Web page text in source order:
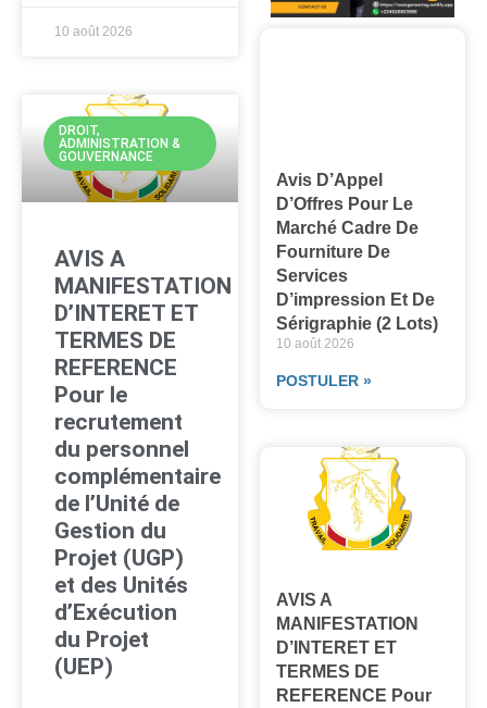
10 août 2026
DROIT,
ADMINISTRATION &
GOUVERNANCE
AVIS A
MANIFESTATION
D’INTERET ET
TERMES DE
REFERENCE
Pour le
recrutement
du personnel
complémentaire
de l’Unité de
Gestion du
Projet (UGP)
et des Unités
d’Exécution
du Projet
(UEP)
Avis D’Appel
D’Offres Pour Le
Marché Cadre De
Fourniture De
Services
D’impression Et De
Sérigraphie (2 Lots)
10 août 2026
POSTULER »
AVIS A
MANIFESTATION
D’INTERET ET
TERMES DE
REFERENCE Pour